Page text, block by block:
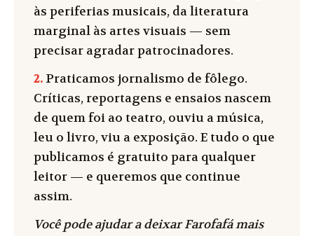
às periferias musicais, da literatura
marginal às artes visuais — sem
precisar agradar patrocinadores.
2. Praticamos jornalismo de fôlego.
Críticas, reportagens e ensaios nascem
de quem foi ao teatro, ouviu a música,
leu o livro, viu a exposição. E tudo o que
publicamos é gratuito para qualquer
leitor — e queremos que continue
assim.
Você pode ajudar a deixar Farofafá mais